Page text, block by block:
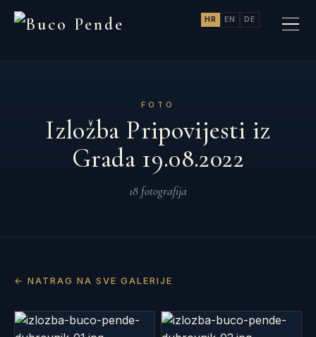
HR EN DE
FOTO
Izložba Pripovijesti iz
Grada 19.08.2022
18 fotografija
← NATRAG NA SVE GALERIJE